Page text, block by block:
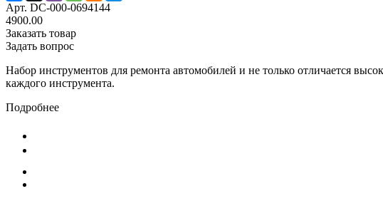
Арт. DC-000-0694144
4900.00
Заказать товар
Задать вопрос
Набор инструментов для ремонта автомобилей и не только отличается
каждого инструмента.
Подробнее